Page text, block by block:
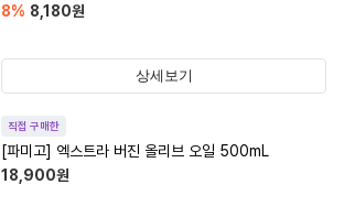
8% 8,180원
상세보기
직접 구매한
[파미고] 엑스트라 버진 올리브 오일 500mL
18,900원